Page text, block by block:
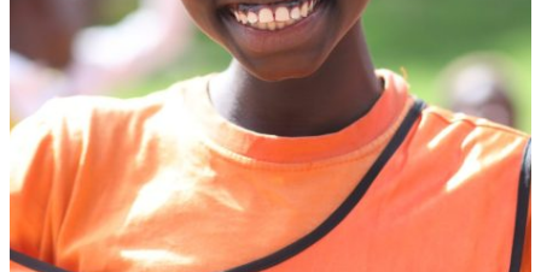
Le nostre Scuole
Partecipa
Sostienici